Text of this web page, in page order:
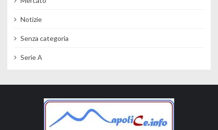
Notizie
Senza categoria
Serie A